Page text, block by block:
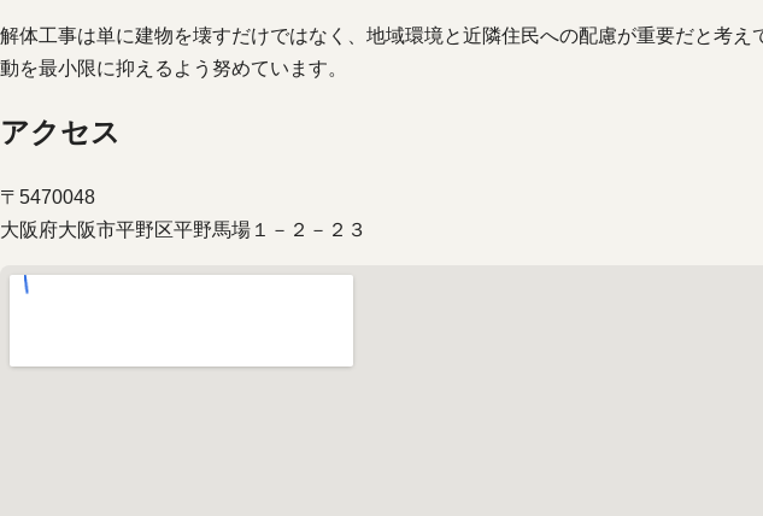
解体工事は単に建物を壊すだけではなく、地域環境と近隣住民への配慮が重要だと考
動を最小限に抑えるよう努めています。
アクセス
〒5470048
大阪府大阪市平野区平野馬場１－２－２３